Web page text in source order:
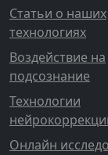
Статьи о наших
технологиях
Воздействие на
подсознание
Технологии
Онлайн